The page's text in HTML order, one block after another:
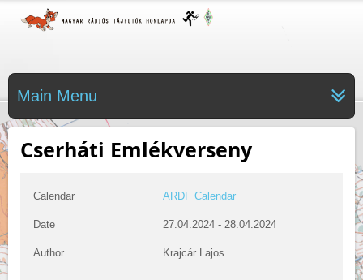
Main Menu
Cserháti Emlékverseny
Calendar ARDF Calendar
Date 27.04.2024 - 28.04.2024
Author Krajcár Lajos